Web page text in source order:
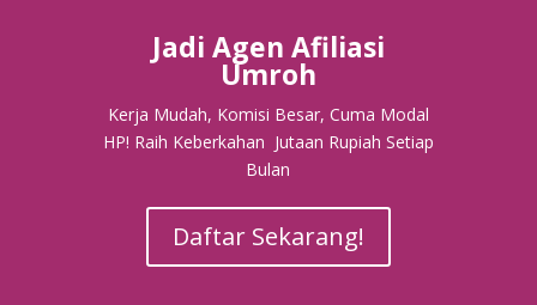
Jadi Agen Afiliasi
Umroh
Kerja Mudah, Komisi Besar, Cuma Modal
HP! Raih Keberkahan Jutaan Rupiah Setiap
Bulan
Daftar Sekarang!